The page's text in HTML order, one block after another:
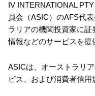
IV INTERNATIONAL
員会（ASIC）のAFS代
ラリアの機関投資家に
情報などのサービスを提
ASICは、オーストラリ
ビス、および消費者信用